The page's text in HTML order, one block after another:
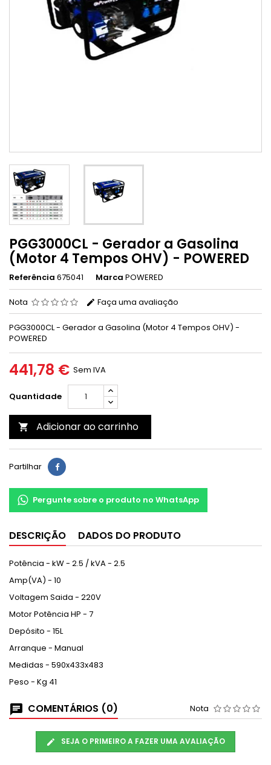
PGG3000CL - Gerador a Gasolina
(Motor 4 Tempos OHV) - POWERED
Referência 675041 Marca POWERED
Nota Faça uma avaliação
PGG3000CL - Gerador a Gasolina (Motor 4 Tempos OHV) -
POWERED
441,78 € Sem IVA
Quantidade
 Adicionar ao carrinho
Partilhar
Pergunte sobre o produto no WhatsApp
DESCRIÇÃO DADOS DO PRODUTO
Potência - kW - 2.5 / kVA - 2.5
Amp(VA) - 10
Voltagem Saida - 220V
Motor Potência HP - 7
Depósito - 15L
Arranque - Manual
Medidas - 590x433x483
Peso - Kg 41
COMENTÁRIOS (0) Nota
SEJA O PRIMEIRO A FAZER UMA AVALIAÇÃO